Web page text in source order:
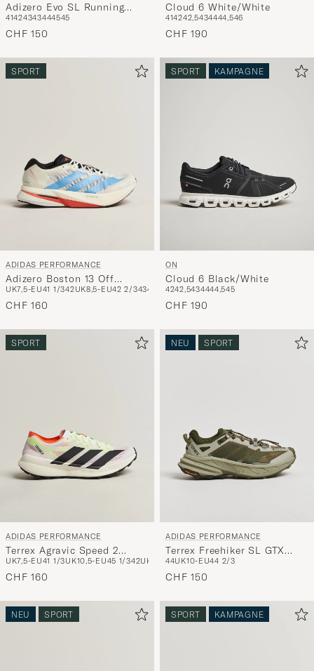
Adizero Evo SL Running
Sneaker Black/White
41424343444545
CHF 150
Cloud 6 White/White
414242,5434444,546
CHF 190
SPORT
ADIDAS PERFORMANCE
Adizero Boston 13 Off
White/Blue
UK7,5-EU41 1/342UK8,5-EU42 2/34344 UK10-EU44 2/3UK10,5-EU45 1/3
CHF 160
SPORT KAMPAGNE
ON
Cloud 6 Black/White
4242,5434444,545
CHF 190
SPORT
ADIDAS PERFORMANCE
Terrex Agravic Speed 2
White/Black
UK7,5-EU41 1/3UK10,5-EU45 1/342UK8,5-EU42 2/3 4344UK10-EU44 2/3
CHF 160
NEU SPORT
ADIDAS PERFORMANCE
Terrex Freehiker SL GTX
Olive/Khaki
44UK10-EU44 2/3
CHF 150
NEU SPORT SPORT KAMPAGNE